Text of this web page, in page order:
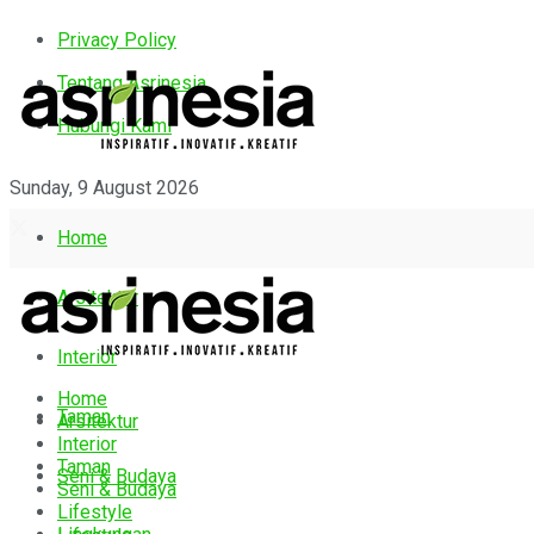
Privacy Policy
Tentang Asrinesia
Hubungi Kami
Sunday, 9 August 2026
Home
Arsitektur
Interior
Taman
Seni & Budaya
Home
Arsitektur
Interior
Taman
Seni & Budaya
Lifestyle